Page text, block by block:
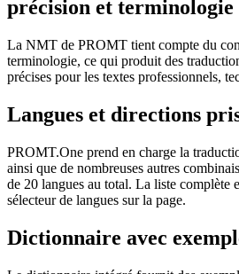
précision et terminologie
La NMT de PROMT tient compte du
terminologie, ce qui produit des
précises pour les textes professionnels,
Langues et directions
PROMT.One prend en charge la
ainsi que de nombreuses autres
de 20 langues au total. La liste complète
sélecteur de langues sur la page.
Dictionnaire avec